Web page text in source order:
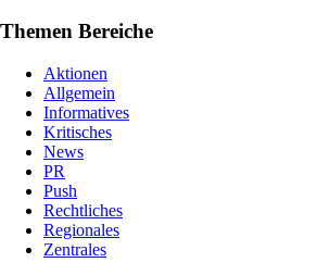
Themen Bereiche
Aktionen
Allgemein
Informatives
Kritisches
News
PR
Push
Rechtliches
Regionales
Zentrales